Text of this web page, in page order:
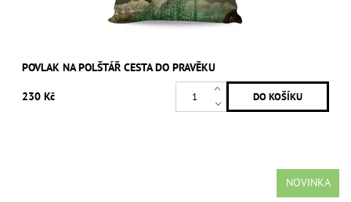
POVLAK NA POLŠTÁŘ CESTA DO PRAVĚKU
230 Kč
NOVINKA